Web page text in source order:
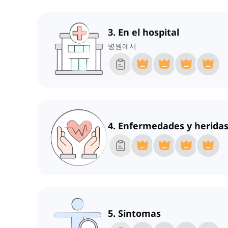
3. En el hospital
병원에서
4. Enfermedades y heridas
5. Sintomas